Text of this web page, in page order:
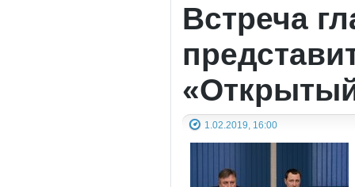
Встреча
1.02.2019, 16:00